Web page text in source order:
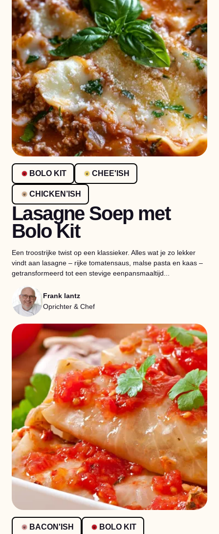
BOLO KIT CHEE'ISH
CHICKEN’ISH
Lasagne Soep met
Bolo Kit
Een troostrijke twist op een klassieker. Alles wat je zo lekker
vindt aan lasagne – rijke tomatensaus, malse pasta en kaas –
getransformeerd tot een stevige eenpansmaaltijd...
Frank lantz
Oprichter & Chef
BACON'ISH BOLO KIT